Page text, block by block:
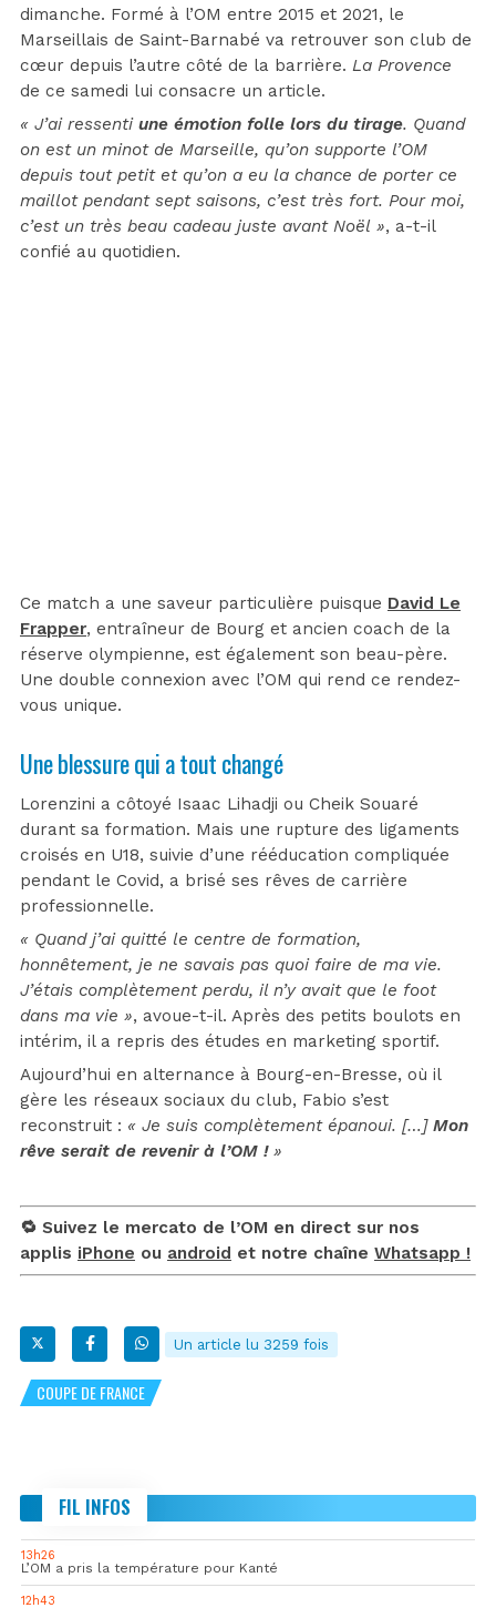
dimanche. Formé à l’OM entre 2015 et 2021, le
Marseillais de Saint-Barnabé va retrouver son club de
cœur depuis l’autre côté de la barrière. La Provence
de ce samedi lui consacre un article.
« J’ai ressenti une émotion folle lors du tirage. Quand
on est un minot de Marseille, qu’on supporte l’OM
depuis tout petit et qu’on a eu la chance de porter ce
maillot pendant sept saisons, c’est très fort. Pour moi,
c’est un très beau cadeau juste avant Noël », a-t-il
confié au quotidien.
Ce match a une saveur particulière puisque David Le
Frapper, entraîneur de Bourg et ancien coach de la
réserve olympienne, est également son beau-père.
Une double connexion avec l’OM qui rend ce rendez-
vous unique.
Une blessure qui a tout changé
Lorenzini a côtoyé Isaac Lihadji ou Cheik Souaré
durant sa formation. Mais une rupture des ligaments
croisés en U18, suivie d’une rééducation compliquée
pendant le Covid, a brisé ses rêves de carrière
professionnelle.
« Quand j’ai quitté le centre de formation,
honnêtement, je ne savais pas quoi faire de ma vie.
J’étais complètement perdu, il n’y avait que le foot
dans ma vie », avoue-t-il. Après des petits boulots en
intérim, il a repris des études en marketing sportif.
Aujourd’hui en alternance à Bourg-en-Bresse, où il
gère les réseaux sociaux du club, Fabio s’est
reconstruit : « Je suis complètement épanoui. […] Mon
rêve serait de revenir à l’OM !»
🔁 Suivez le mercato de l’OM en direct sur nos
applis iPhone ou android et notre chaîne Whatsapp !
Un article lu 3259 fois
COUPE DE FRANCE
FIL INFOS
13h26
L’OM a pris la température pour Kanté
12h43